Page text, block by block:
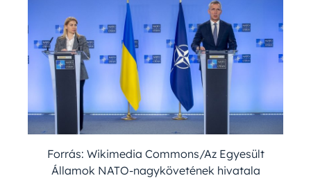
Forrás: Wikimedia Commons/Az Egyesült
Államok NATO-nagykövetének hivatala